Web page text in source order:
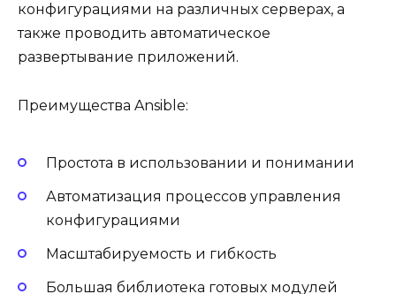
конфигурациями на различных серверах, а
также проводить автоматическое
развертывание приложений.
Преимущества Ansible:
Простота в использовании и понимании
Автоматизация процессов управления
конфигурациями
Масштабируемость и гибкость
Большая библиотека готовых модулей